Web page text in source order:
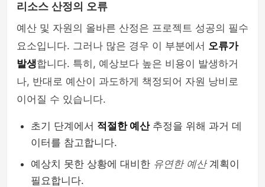
리소스 산정의 오류
예산 및 자원의 올바른 산정은 프로젝트 성공의 필수
요소입니다. 그러나 많은 경우 이 부분에서 오류가
발생합니다. 특히, 예상보다 높은 비용이 발생하거
나, 반대로 예산이 과도하게 책정되어 자원 낭비로
이어질 수 있습니다.
초기 단계에서 적절한 예산추정을 위해 과거 데
이터를 참고합니다.
예상치 못한 상황에 대비한 유연한 예산계획이
필요합니다.